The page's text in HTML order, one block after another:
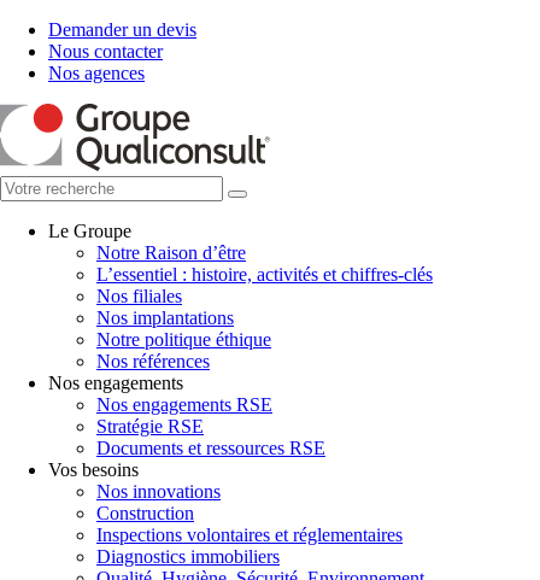
Demander un devis
Nous contacter
Nos agences
Le Groupe
Notre Raison d’être
L’essentiel : histoire, activités et chiffres-clés
Nos filiales
Nos implantations
Notre politique éthique
Nos références
Nos engagements
Nos engagements RSE
Stratégie RSE
Documents et ressources RSE
Vos besoins
Nos innovations
Construction
Inspections volontaires et réglementaires
Diagnostics immobiliers